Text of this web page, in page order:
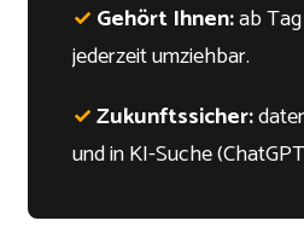
✓ Gehört Ihnen:ab
jederzeit umziehbar.
✓Zukunftssicher:
und in KI-Suche